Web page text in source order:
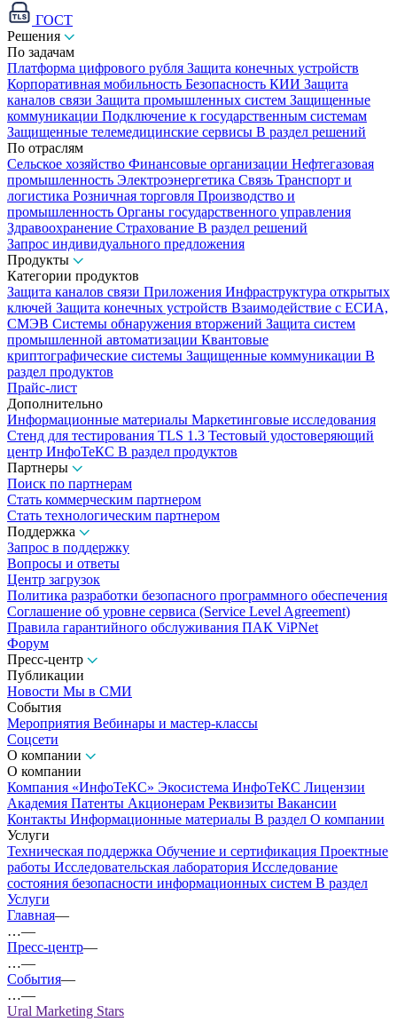
ГОСТ
Решения
По задачам
Платформа цифрового рубля Защита конечных устройств
Корпоративная мобильность Безопасность КИИ Защита
каналов связи Защита промышленных систем Защищенные
коммуникации Подключение к государственным системам
Защищенные телемедицинские сервисы В раздел решений
По отраслям
Сельское хозяйство Финансовые организации Нефтегазовая
промышленность Электроэнергетика Связь Транспорт и
логистика Розничная торговля Производство и
промышленность Органы государственного управления
Здравоохранение Страхование В раздел решений
Запрос индивидуального предложения
Продукты
Категории продуктов
Защита каналов связи Приложения Инфраструктура открытых
ключей Защита конечных устройств Взаимодействие с ЕСИА,
СМЭВ Системы обнаружения вторжений Защита систем
промышленной автоматизации Квантовые
криптографические системы Защищенные коммуникации В
раздел продуктов
Прайс-лист
Дополнительно
Информационные материалы Маркетинговые исследования
Стенд для тестирования TLS 1.3 Тестовый удостоверяющий
центр ИнфоТеКС В раздел продуктов
Партнеры
Поиск по партнерам
Стать коммерческим партнером
Стать технологическим партнером
Поддержка
Запрос в поддержку
Вопросы и ответы
Центр загрузок
Политика разработки безопасного программного обеспечения
Соглашение об уровне сервиса (Service Level Agreement)
Правила гарантийного обслуживания ПАК ViPNet
Форум
Пресс-центр
Публикации
Новости Мы в СМИ
События
Мероприятия Вебинары и мастер-классы
Соцсети
О компании
О компании
Компания «ИнфоТеКС» Экосистема ИнфоТеКС Лицензии
Академия Патенты Акционерам Реквизиты Вакансии
Контакты Информационные материалы В раздел О компании
Услуги
Техническая поддержка Обучение и сертификация Проектные
работы Исследовательская лаборатория Исследование
состояния безопасности информационных систем В раздел
Услуги
Главная—
…—
Пресс-центр—
…—
События—
…—
Ural Marketing Stars